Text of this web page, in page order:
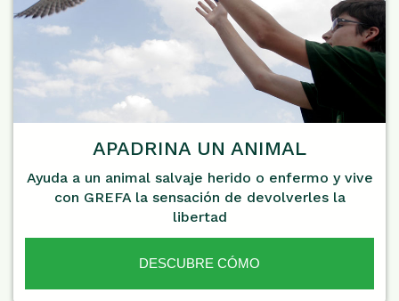
APADRINA UN ANIMAL
Ayuda a un animal salvaje herido o enfermo y vive
con GREFA la sensación de devolverles la
libertad
DESCUBRE CÓMO